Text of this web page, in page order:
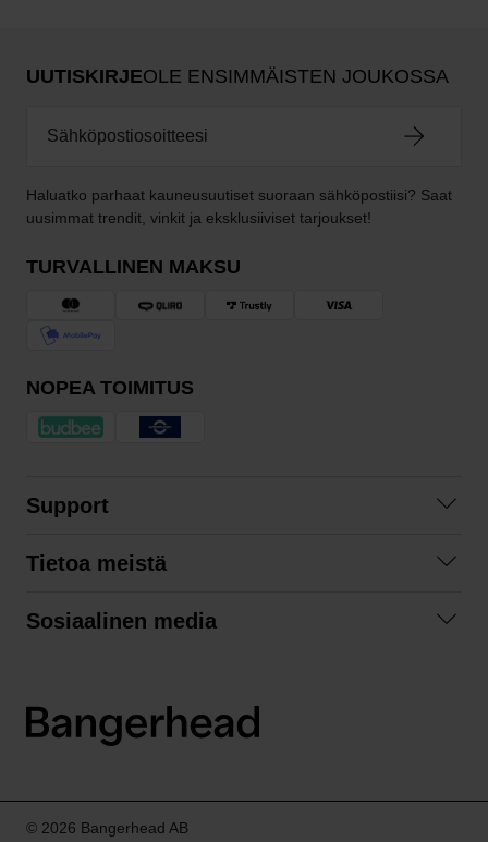
UUTISKIRJEOLE ENSIMMÄISTEN JOUKOSSA
Haluatko parhaat kauneusuutiset suoraan sähköpostiisi? Saat
uusimmat trendit, vinkit ja eksklusiiviset tarjoukset!
TURVALLINEN MAKSU
NOPEA TOIMITUS
Support
Tilausehdot
Tietoa meistä
Sosiaalinen media
LinkedIn
© 2026 Bangerhead AB